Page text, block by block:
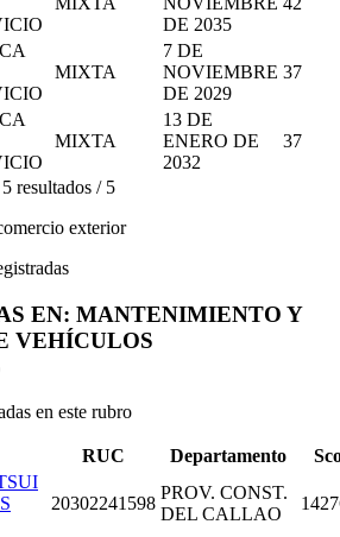
DE 2035
MIXTA
7 DE
NOVIEMBRE
DE 2029
37
MIXTA
13 DE
ENERO DE
2032
37
5 resultados / 5
exterior
EN: MANTENIMIENTO Y
VEHÍCULOS
en este rubro
RUC Departamento
20302241598
PROV. CONST.
DEL CALLAO